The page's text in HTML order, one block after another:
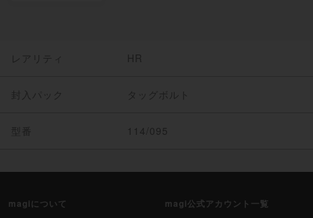
レアリティ HR
封入パック タッグボルト
型番 114/095
magiについて magi公式アカウント一覧